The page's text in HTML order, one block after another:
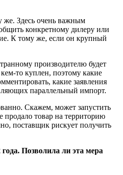
же. Здесь очень важным
конкретному дилеру или
К тому же, если он крупный
производителю будет
то куплен, поэтому какие
какие заявления
параллельный импорт.
Скажем, может запустить
продало товар на территорию
поставщик рискует получить
Позволила ли эта мера